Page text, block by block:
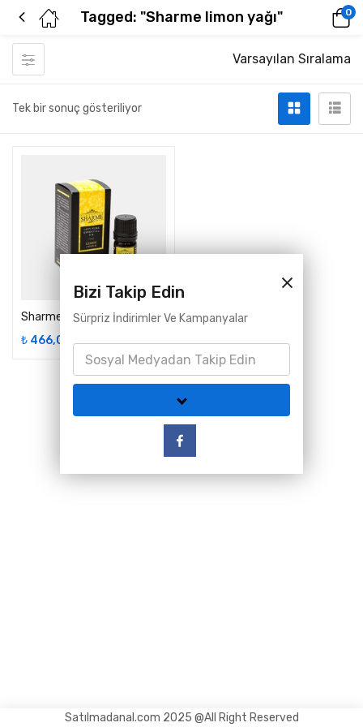
Tagged: "Sharme limon yağı" 0
Satılmadanal.com 2025 @All Right Reserved
Tek bir sonuç gösteriliyor
Varsayılan Sıralama
Sharme Limon % 100 Doğal Uçucu Yağ, 5 Ml
₺ 466,00
Bizi Takip Edin
Sürpriz İndirimler Ve Kampanyalar